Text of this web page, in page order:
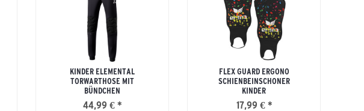
KINDER ELEMENTAL
TORWARTHOSE MIT
BÜNDCHEN
44,99 € *
FLEX GUARD ERGONO
SCHIENBEINSCHONER
KINDER
17,99 € *